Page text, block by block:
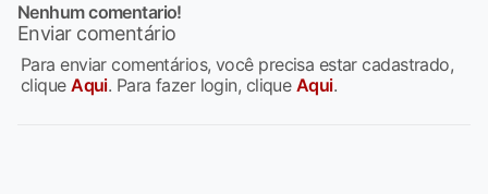
Nenhum comentario!
Enviar comentário
Para enviar comentários, você precisa estar cadastrado,
cliqueAqui. Para fazer login, clique Aqui.